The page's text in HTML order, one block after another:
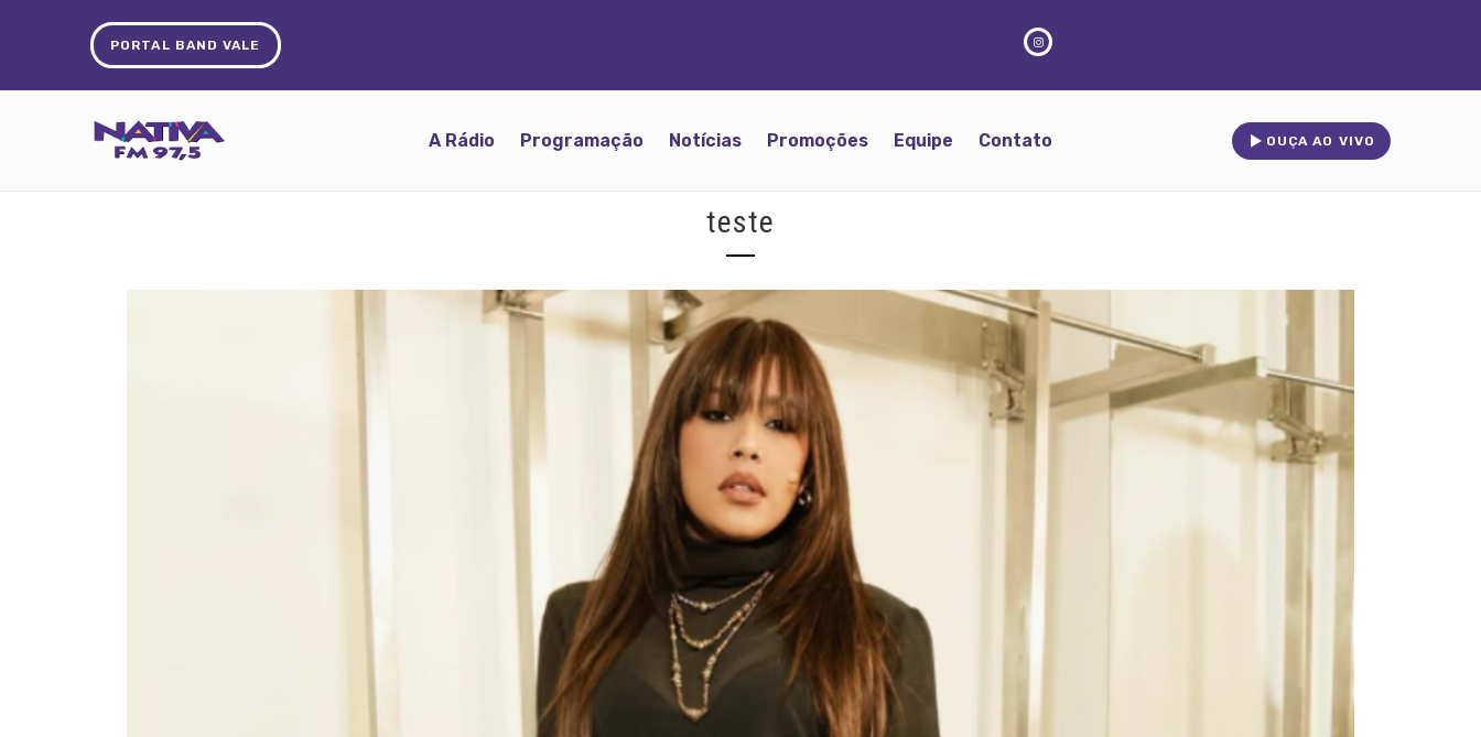
PORTAL BAND VALE
A Rádio Programação Notícias Promoções Equipe Contato OUÇA AO VIVO
teste